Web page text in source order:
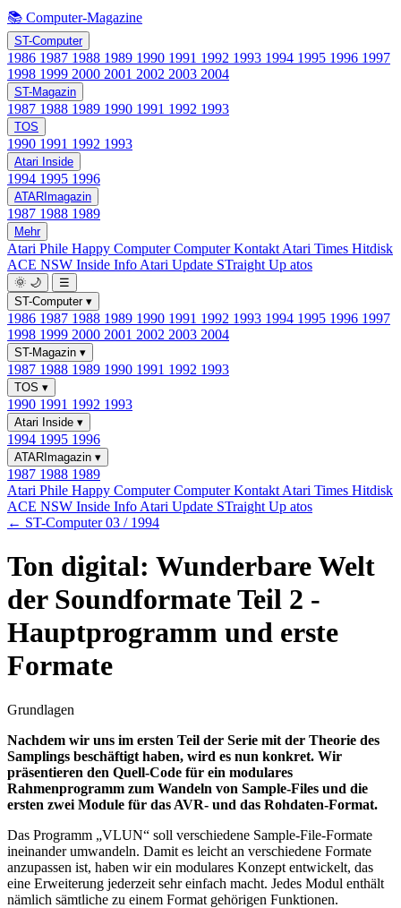
📚 Computer-Magazine
ST-Computer
1986 1987 1988 1989 1990 1991 1992 1993 1994 1995 1996 1997
1998 1999 2000 2001 2002 2003 2004
ST-Magazin
1987 1988 1989 1990 1991 1992 1993
TOS
1990 1991 1992 1993
Atari Inside
1994 1995 1996
ATARImagazin
1987 1988 1989
Mehr
Atari Phile Happy ComputerComputer Kontakt Atari Times Hitdisk
ACE NSW Inside Info Atari Update STraight Up atos
🌞 🌙
☰
ST-Computer ▾
1986 1987 1988 1989 1990 1991 1992 1993 1994 1995 1996 1997
1998 1999 2000 2001 2002 2003 2004
ST-Magazin ▾
1987 1988 1989 1990 1991 1992 1993
TOS ▾
1990 1991 1992 1993
Atari Inside ▾
1994 1995 1996
ATARImagazin ▾
1987 1988 1989
Atari Phile Happy ComputerComputer Kontakt Atari Times Hitdisk
ACE NSW Inside Info Atari Update STraight Up atos
← ST-Computer 03 / 1994
Ton digital: Wunderbare Welt
der Soundformate Teil 2 -
Hauptprogramm und erste
Formate
Grundlagen
Nachdem wir uns im ersten Teil der Serie mit der Theorie des
Samplings beschäftigt haben, wird es nun konkret. Wir
präsentieren den Quell-Code für ein modulares
Rahmenprogramm zum Wandeln von Sample-Files und die
ersten zwei Module für das AVR- und das Rohdaten-Format.
Das Programm „VLUN“ soll verschiedene Sample-File-Formate
ineinander umwandeln. Damit es leicht an verschiedene Formate
anzupassen ist, haben wir ein modulares Konzept entwickelt, das
eine Erweiterung jederzeit sehr einfach macht. Jedes Modul enthält
nämlich sämtliche zu einem Format gehörigen Funktionen.